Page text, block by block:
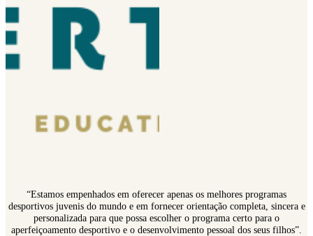
“Estamos empenhados em oferecer apenas os melhores programas
desportivos juvenis do mundo e em fornecer orientação completa, sincera e
personalizada para que possa escolher o programa certo para o
aperfeiçoamento desportivo e o desenvolvimento pessoal dos seus filhos”.